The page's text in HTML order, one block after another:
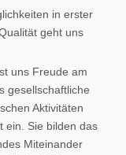
in erster
geht uns
uns Freude am
gesellschaftliche
Aktivitäten
ein. Sie bilden das
Miteinander